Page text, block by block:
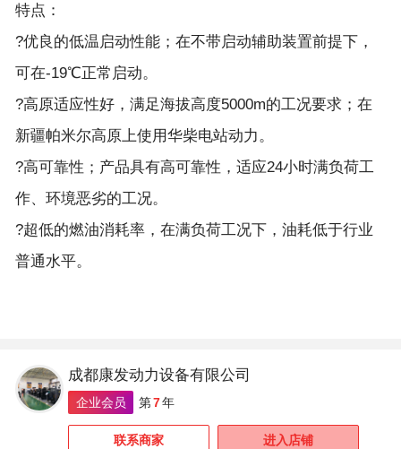
特点：
?优良的低温启动性能；在不带启动辅助装置前提下，
可在-19℃正常启动。
?高原适应性好，满足海拔高度5000m的工况要求；在
新疆帕米尔高原上使用华柴电站动力。
?高可靠性；产品具有高可靠性，适应24小时满负荷工
作、环境恶劣的工况。
?超低的燃油消耗率，在满负荷工况下，油耗低于行业
普通水平。
成都康发动力设备有限公司
企业会员 第7年
联系商家 进入店铺